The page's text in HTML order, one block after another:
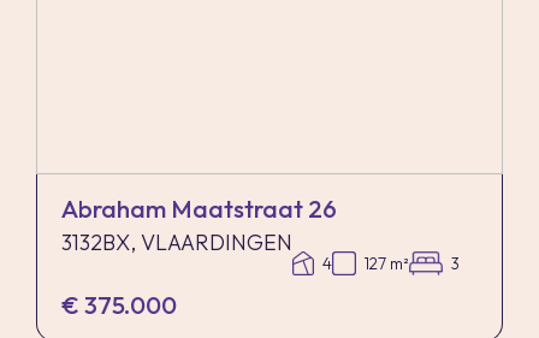
Abraham Maatstraat 26
3132BX, VLAARDINGEN
4 127 m² 3
€ 375.000